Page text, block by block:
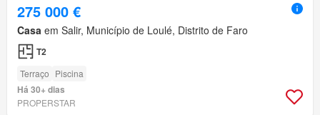
275 000 €
Casa em Salir, Município de Loulé, Distrito de Faro
T2
Terraço Piscina
Há 30+ dias
PROPERSTAR